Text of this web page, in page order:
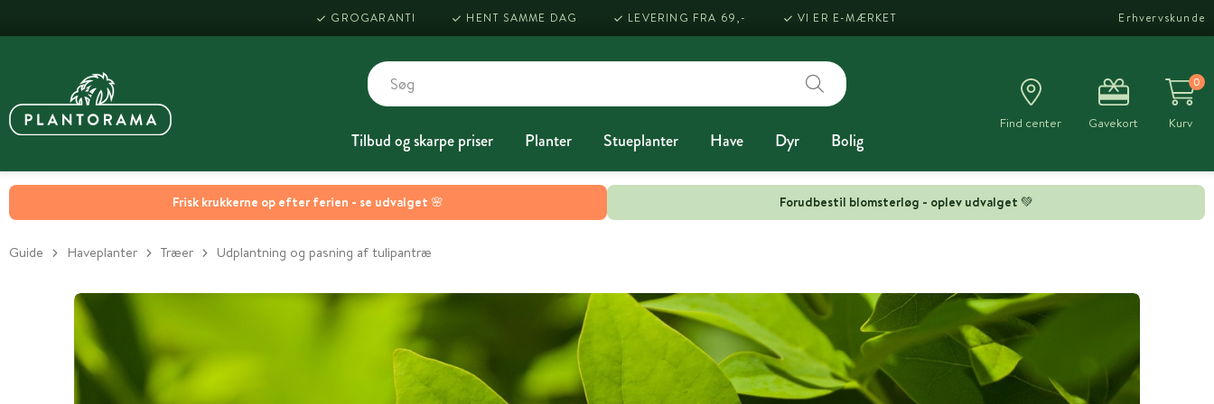
Frisk krukkerne op efter ferien - se udvalget 🌸 Forudbestil blomsterløg - oplev udvalget 💚
GROGARANTI HENT SAMME DAG LEVERING FRA 69,- VI ER E-MÆRKET Erhvervskunde
Tilbud og skarpe priser Planter Stueplanter Have Dyr Bolig
Find center Gavekort
0
Kurv
Guide Haveplanter Træer Udplantning og pasning af tulipantræ